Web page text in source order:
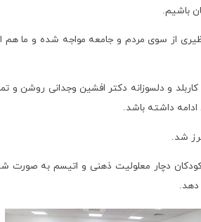
باشیم.
از سوی مردم و جامعه مواجه شده و ما هم
و دلسوزانه دکتر افشین وجدانی روشن و
داشته باشد.
شد.
جسمی حرکتی، بیماران ام اس و کودکان دچار معلولیت
دهد.